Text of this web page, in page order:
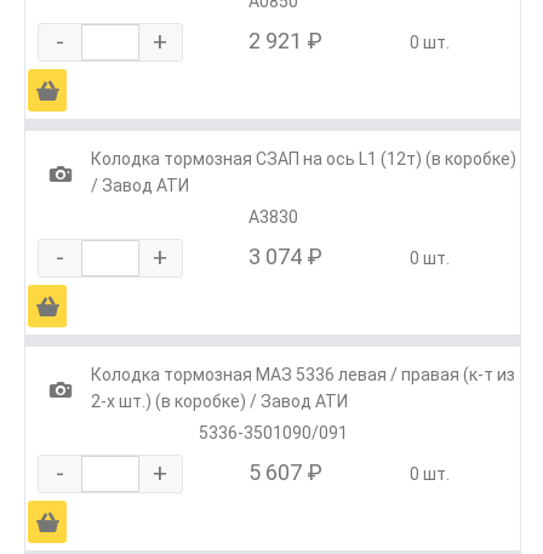
- + 2 921 ₽ 0 шт.
Ä
1
Колодка тормозная СЗАП на ось L1 (12т) (в коробке)
/ Завод АТИ
А3830
- + 3 074 ₽ 0 шт.
Ä
1
Колодка тормозная МАЗ 5336 левая / правая (к-т из
2-х шт.) (в коробке) / Завод АТИ
5336-3501090/091
- + 5 607 ₽ 0 шт.
Ä